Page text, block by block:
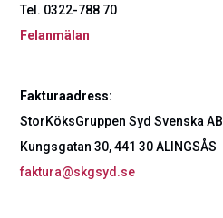
Tel. 0322-788 70
Felanmälan
Fakturaadress:
StorKöksGruppen Syd Svenska AB
Kungsgatan 30, 441 30 ALINGSÅS
faktura@skgsyd.se